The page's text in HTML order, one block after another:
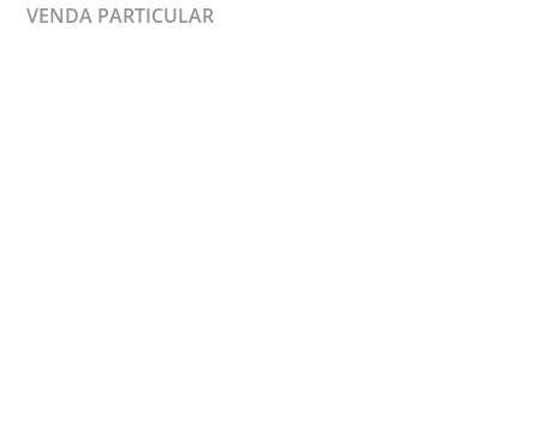
VENDA PARTICULAR